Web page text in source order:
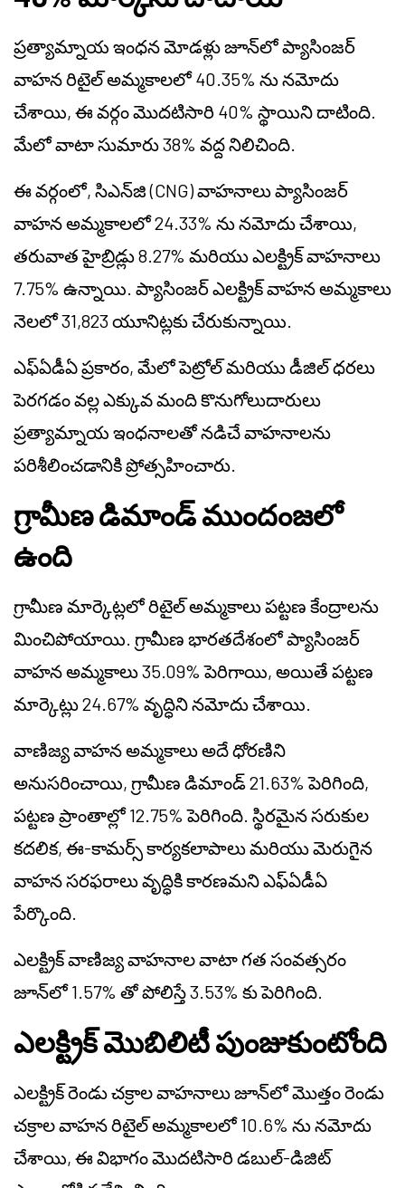
ప్రత్యామ్నాయ ఇంధన మోడళ్లు జూన్‌లో ప్యాసింజర్
వాహన రిటైల్ అమ్మకాలలో 40.35% ను నమోదు
చేశాయి, ఈ వర్గం మొదటిసారి 40% స్థాయిని దాటింది.
మేలో వాటా సుమారు 38% వద్ద నిలిచింది.
ఈ వర్గంలో, సిఎన్‌జి (CNG) వాహనాలు ప్యాసింజర్
వాహన అమ్మకాలలో 24.33% ను నమోదు చేశాయి,
తరువాత హైబ్రిడ్లు 8.27% మరియు ఎలక్ట్రిక్ వాహనాలు
7.75% ఉన్నాయి. ప్యాసింజర్ ఎలక్ట్రిక్ వాహన అమ్మకాలు
నెలలో 31,823 యూనిట్లకు చేరుకున్నాయి.
ఎఫ్‌ఏడీఏ ప్రకారం, మేలో పెట్రోల్ మరియు డీజిల్ ధరలు
పెరగడం వల్ల ఎక్కువ మంది కొనుగోలుదారులు
ప్రత్యామ్నాయ ఇంధనాలతో నడిచే వాహనాలను
పరిశీలించడానికి ప్రోత్సహించారు.
గ్రామీణ డిమాండ్ ముందంజలో
ఉంది
గ్రామీణ మార్కెట్లలో రిటైల్ అమ్మకాలు పట్టణ కేంద్రాలను
మించిపోయాయి. గ్రామీణ భారతదేశంలో ప్యాసింజర్
వాహన అమ్మకాలు 35.09% పెరిగాయి, అయితే పట్టణ
మార్కెట్లు 24.67% వృద్ధిని నమోదు చేశాయి.
వాణిజ్య వాహన అమ్మకాలు అదే ధోరణిని
అనుసరించాయి, గ్రామీణ డిమాండ్ 21.63% పెరిగింది,
పట్టణ ప్రాంతాల్లో 12.75% పెరిగింది. స్థిరమైన సరుకుల
కదలిక, ఈ-కామర్స్ కార్యకలాపాలు మరియు మెరుగైన
వాహన సరఫరాలు వృద్ధికి కారణమని ఎఫ్‌ఏడీఏ
పేర్కొంది.
ఎలక్ట్రిక్ వాణిజ్య వాహనాల వాటా గత సంవత్సరం
జూన్‌లో 1.57% తో పోలిస్తే 3.53% కు పెరిగింది.
ఎలక్ట్రిక్ మొబిలిటీ పుంజుకుంటోంది
ఎలక్ట్రిక్ రెండు చక్రాల వాహనాలు జూన్‌లో మొత్తం రెండు
చక్రాల వాహన రిటైల్ అమ్మకాలలో 10.6% ను నమోదు
చేశాయి, ఈ విభాగం మొదటిసారి డబుల్-డిజిట్